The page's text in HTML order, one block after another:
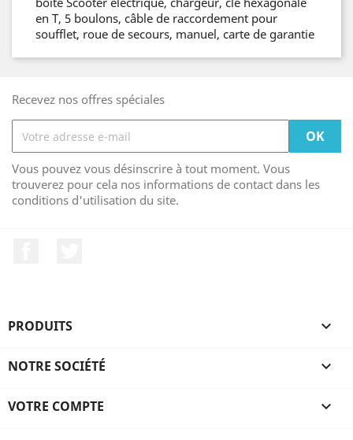
en T, 5 boulons, câble de raccordement pour
soufflet, roue de secours, manuel, carte de garantie
Recevez nos offres spéciales
Vous pouvez vous désinscrire à tout moment. Vous
trouverez pour cela nos informations de contact dans les
conditions d'utilisation du site.
PRODUITS 
NOTRE SOCIÉTÉ 
VOTRE COMPTE 